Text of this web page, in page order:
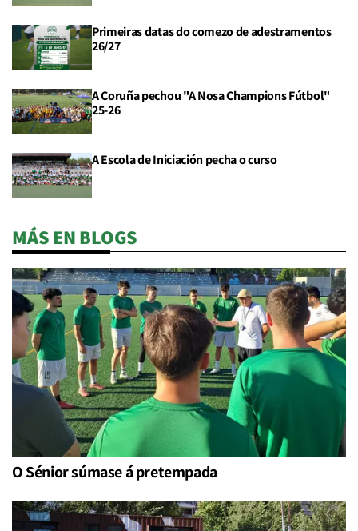
Primeiras datas do comezo de adestramentos
26/27
A Coruña pechou "A Nosa Champions Fútbol"
25-26
A Escola de Iniciación pecha o curso
MÁS EN BLOGS
O Sénior súmase á pretempada